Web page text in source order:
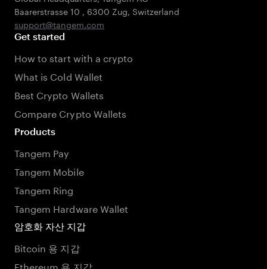
Baarerstrasse 10 , 6300 Zug, Switzerland
support@tangem.com
Get started
How to start with a crypto
What is Cold Wallet
Best Crypto Wallets
Compare Crypto Wallets
Products
Tangem Pay
Tangem Mobile
Tangem Ring
Tangem Hardware Wallet
암호화 자산 지갑
Bitcoin 용 지갑
Ethereum 용 지갑